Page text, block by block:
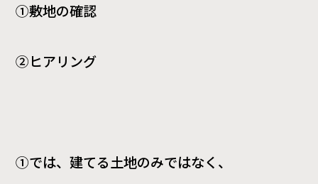
①敷地の確認
②ヒアリング
①では、建てる土地のみではなく、